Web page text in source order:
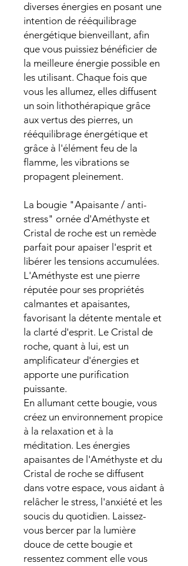
diverses énergies en posant une
intention de rééquilibrage
énergétique bienveillant, afin
que vous puissiez bénéficier de
la meilleure énergie possible en
les utilisant. Chaque fois que
vous les allumez, elles diffusent
un soin lithothérapique grâce
aux vertus des pierres, un
rééquilibrage énergétique et
grâce à l'élément feu de la
flamme, les vibrations se
propagent pleinement.
La bougie "Apaisante / anti-
stress" ornée d'Améthyste et
Cristal de roche est un remède
parfait pour apaiser l'esprit et
libérer les tensions accumulées.
L'Améthyste est une pierre
réputée pour ses propriétés
calmantes et apaisantes,
favorisant la détente mentale et
la clarté d'esprit. Le Cristal de
roche, quant à lui, est un
amplificateur d'énergies et
apporte une purification
puissante.
En allumant cette bougie, vous
créez un environnement propice
à la relaxation et à la
méditation. Les énergies
apaisantes de l'Améthyste et du
Cristal de roche se diffusent
dans votre espace, vous aidant à
relâcher le stress, l'anxiété et les
soucis du quotidien. Laissez-
vous bercer par la lumière
douce de cette bougie et
ressentez comment elle vous